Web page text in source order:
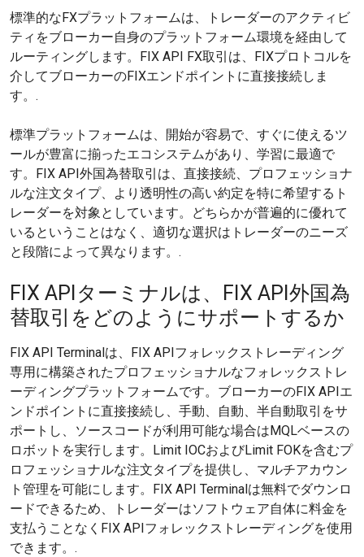
標準的なFXプラットフォームは、トレーダーのアクティビ
ティをブローカー自身のプラットフォーム環境を経由して
ルーティングします。FIX API FX取引は、FIXプロトコルを
介してブローカーのFIXエンドポイントに直接接続しま
す。.
標準プラットフォームは、開始が容易で、すぐに使えるツ
ールが豊富に揃ったエコシステムがあり、学習に最適で
す。FIX API外国為替取引は、直接接続、プロフェッショナ
ルな注文タイプ、より透明性の高い約定を特に希望するト
レーダーを対象としています。どちらかが普遍的に優れて
いるということはなく、適切な選択はトレーダーのニーズ
と段階によって異なります。.
FIX APIターミナルは、FIX API外国為
替取引をどのようにサポートするか
FIX API Terminalは、FIX APIフォレックストレーディング
専用に構築されたプロフェッショナルなフォレックストレ
ーディングプラットフォームです。ブローカーのFIX APIエ
ンドポイントに直接接続し、手動、自動、半自動取引をサ
ポートし、ソースコードが利用可能な場合はMQLベースの
ロボットを実行します。Limit IOCおよびLimit FOKを含むプ
ロフェッショナルな注文タイプを提供し、マルチアカウン
ト管理を可能にします。FIX API Terminalは無料でダウンロ
ードできるため、トレーダーはソフトウェア自体に料金を
支払うことなくFIX APIフォレックストレーディングを使用
できます。.